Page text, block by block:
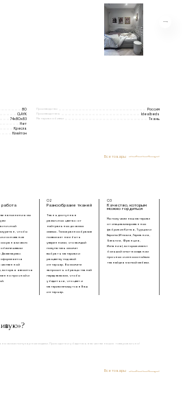
80
CLAYK
74х80х83
Нет
Кресла
Клейтон
Производство
Россия
Производитель
Idealbeds
Материал обивки
Ткань
Все товары
работа
наполнения мы
чтобы
и основание
сохраняли свою
Далее каркас
оформляется
которая является
прочной и
02
Разнообразие тканей
Ткань доступна в
различных цветах: от
нейтральных до самых
смелых. Такое разнообразие
позволяет нам быть
уверенными, что каждый
покупатель сможет
выбрать материал и
расцветку под свой
интерьер. Вы можете
запросить образцы тканей
перед заказом, чтобы
убедиться, что цвет и
материал впишутся в Ваш
интерьер.
03
Качество, которым
можно гордиться
Мы получаем наш материал
от специализированных
фабрик из Китая, Турции и
Европы (Италия, Германия,
Бельгия, Франция,
Испания), которые имеют
большой опыт в создании
прочных и износостойких
тканей для мягкой мебели.
Все товары